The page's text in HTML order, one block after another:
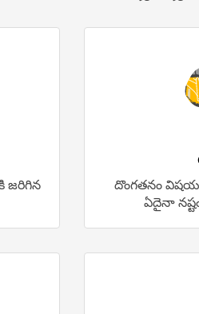
జరిగిన
దొంగతనం
ఏదైనా